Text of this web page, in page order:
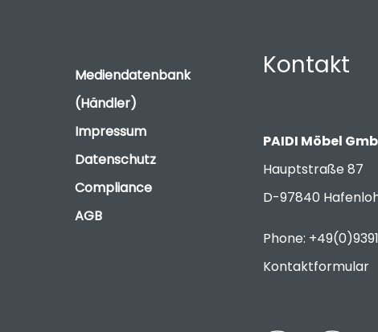
Mediendatenbank
(Händler)
Impressum
Datenschutz
Compliance
AGB
Kontakt
PAIDI Möbel
Hauptstraße 87
D-97840
Phone:
Kontaktformular